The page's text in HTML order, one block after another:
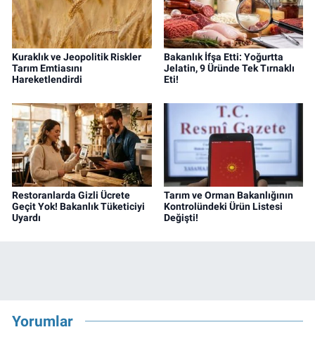
Kuraklık ve Jeopolitik Riskler
Tarım Emtiasını
Hareketlendirdi
Bakanlık İfşa Etti: Yoğurtta
Jelatin, 9 Üründe Tek Tırnaklı
Eti!
Restoranlarda Gizli Ücrete
Geçit Yok! Bakanlık Tüketiciyi
Uyardı
Tarım ve Orman Bakanlığının
Kontrolündeki Ürün Listesi
Değişti!
Yorumlar